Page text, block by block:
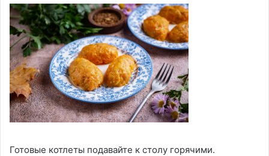
Готовые котлеты подавайте к столу горячими.